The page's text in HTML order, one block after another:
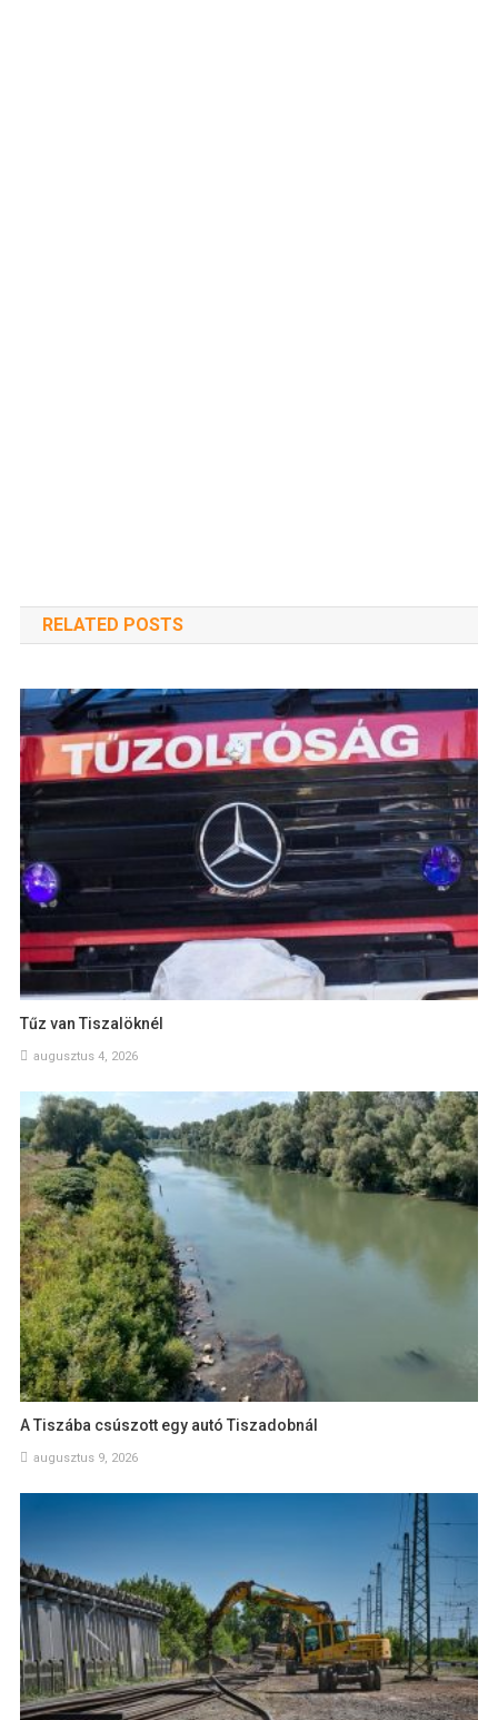
RELATED POSTS
Tűz van Tiszalöknél
augusztus 4, 2026
A Tiszába csúszott egy autó Tiszadobnál
augusztus 9, 2026